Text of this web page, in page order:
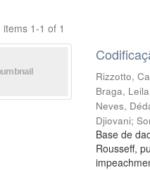
1-1 of 1
Rizzotto,
Braga, Leila
Neves,
Djiovani;
Base de
Rousseff,